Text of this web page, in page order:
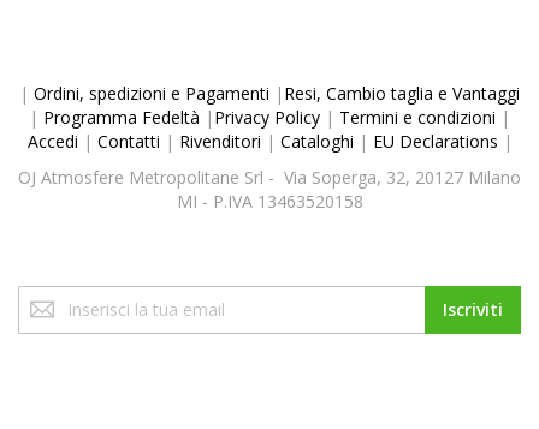
| Ordini, spedizioni e Pagamenti | Resi, Cambio taglia e Vantaggi
| Programma Fedeltà | Privacy Policy | Termini e condizioni |
Accedi | Contatti | Rivenditori | Cataloghi | EU Declarations |
OJ Atmosfere Metropolitane Srl - Via Soperga, 32, 20127 Milano
MI - P.IVA 13463520158
Iscriviti
alla
Iscriviti